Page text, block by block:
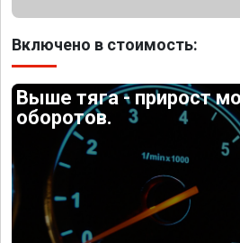
Включено в стоимость:
Выше тяга - прирост
оборотов.